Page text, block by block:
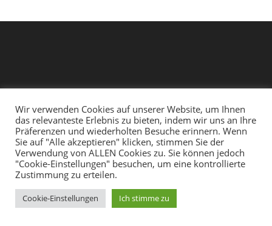
Facebook Instagram Youtube Weiteres Impressum
Wir verwenden Cookies auf unserer Website, um Ihnen
das relevanteste Erlebnis zu bieten, indem wir uns an Ihre
Präferenzen und wiederholten Besuche erinnern. Wenn
Sie auf "Alle akzeptieren" klicken, stimmen Sie der
Verwendung von ALLEN Cookies zu. Sie können jedoch
"Cookie-Einstellungen" besuchen, um eine kontrollierte
Zustimmung zu erteilen.
Cookie-Einstellungen Ich stimme zu